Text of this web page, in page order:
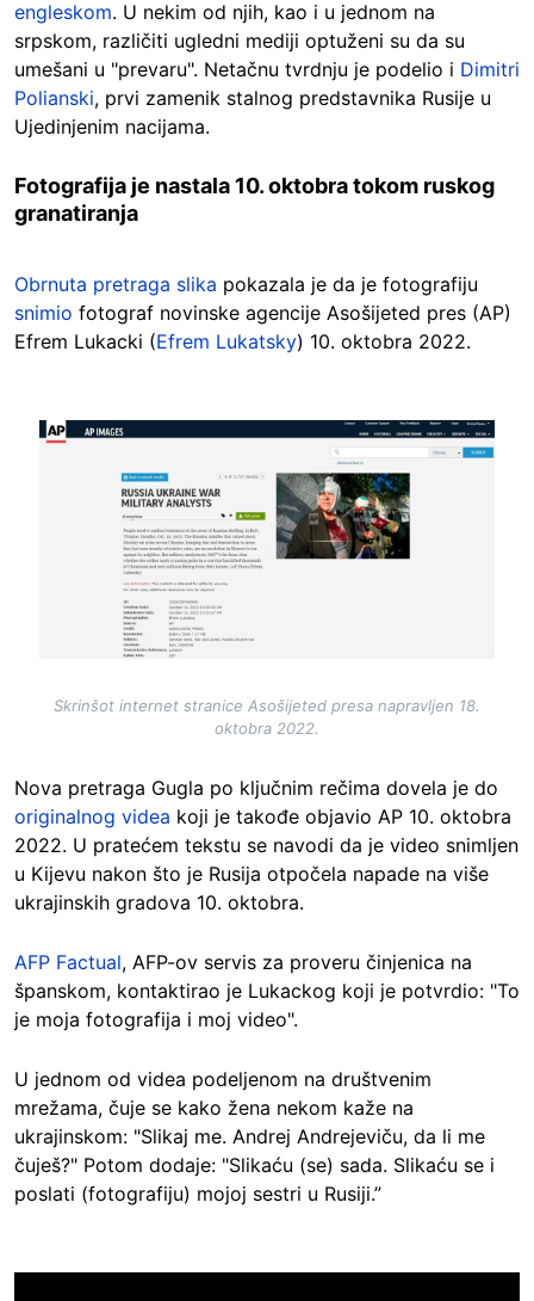
engleskom. U nekim od njih, kao i u jednom na
srpskom, različiti ugledni mediji optuženi su da su
umešani u "prevaru". Netačnu tvrdnju je podelio i Dimitri
Polianski, prvi zamenik stalnog predstavnika Rusije u
Ujedinjenim nacijama.
Fotografija je nastala 10. oktobra tokom ruskog
granatiranja
Obrnuta pretraga slika pokazala je da je fotografiju
snimio fotograf novinske agencije Asošijeted pres (AP)
Efrem Lukacki (Efrem Lukatsky) 10. oktobra 2022.
Image
Skrinšot internet stranice Asošijeted presa napravljen 18.
oktobra 2022.
Nova pretraga Gugla po ključnim rečima dovela je do
originalnog videa koji je takođe objavio AP 10. oktobra
2022. U pratećem tekstu se navodi da je video snimljen
u Kijevu nakon što je Rusija otpočela napade na više
ukrajinskih gradova 10. oktobra.
AFP Factual, AFP-ov servis za proveru činjenica na
španskom, kontaktirao je Lukackog koji je potvrdio: "To
je moja fotografija i moj video".
U jednom od videa podeljenom na društvenim
mrežama, čuje se kako žena nekom kaže na
ukrajinskom: "Slikaj me. Andrej Andrejeviču, da li me
čuješ?" Potom dodaje: "Slikaću (se) sada. Slikaću se i
poslati (fotografiju) mojoj sestri u Rusiji.”